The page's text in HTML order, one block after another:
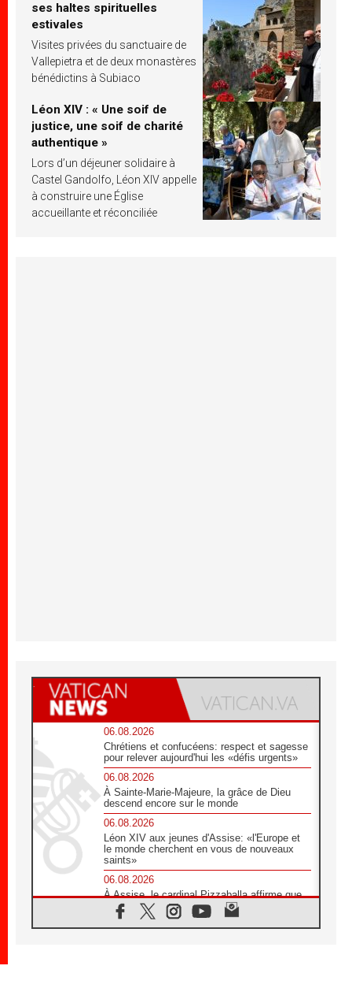
ses haltes spirituelles
estivales
Visites privées du sanctuaire de
Vallepietra et de deux monastères
bénédictins à Subiaco
Léon XIV : « Une soif de
justice, une soif de charité
authentique »
Lors d’un déjeuner solidaire à
Castel Gandolfo, Léon XIV appelle
à construire une Église
accueillante et réconciliée
06.08.2026
Chrétiens et confucéens: respect et sagesse
pour relever aujourd'hui les «défis urgents»
06.08.2026
À Sainte-Marie-Majeure, la grâce de Dieu
descend encore sur le monde
06.08.2026
Léon XIV aux jeunes d'Assise: «l'Europe et
le monde cherchent en vous de nouveaux
saints»
06.08.2026
À Assise, le cardinal Pizzaballa affirme que
«les chrétiens veulent la paix»
06.08.2026